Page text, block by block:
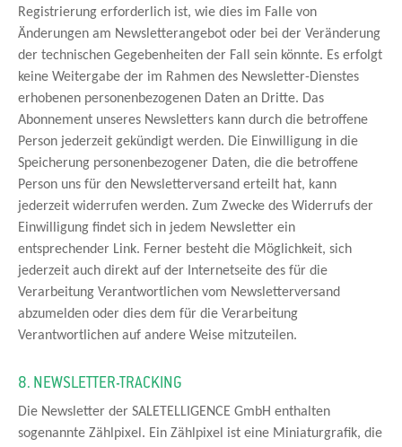
Registrierung erforderlich ist, wie dies im Falle von
Änderungen am Newsletterangebot oder bei der Veränderung
der technischen Gegebenheiten der Fall sein könnte. Es erfolgt
keine Weitergabe der im Rahmen des Newsletter-Dienstes
erhobenen personenbezogenen Daten an Dritte. Das
Abonnement unseres Newsletters kann durch die betroffene
Person jederzeit gekündigt werden. Die Einwilligung in die
Speicherung personenbezogener Daten, die die betroffene
Person uns für den Newsletterversand erteilt hat, kann
jederzeit widerrufen werden. Zum Zwecke des Widerrufs der
Einwilligung findet sich in jedem Newsletter ein
entsprechender Link. Ferner besteht die Möglichkeit, sich
jederzeit auch direkt auf der Internetseite des für die
Verarbeitung Verantwortlichen vom Newsletterversand
abzumelden oder dies dem für die Verarbeitung
Verantwortlichen auf andere Weise mitzuteilen.
8. NEWSLETTER-TRACKING
Die Newsletter der SALETELLIGENCE GmbH enthalten
sogenannte Zählpixel. Ein Zählpixel ist eine Miniaturgrafik, die